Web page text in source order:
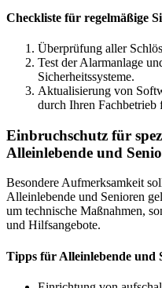
Checkliste für regelmäßige
Überprüfung aller
Test der Alarmanlage
Sicherheitssysteme.
Aktualisierung von
durch Ihren Fachbetrieb
Einbruchschutz für
Alleinlebende und
Besondere Aufmerksamkeit
Alleinlebende und Senioren
um technische Maßnahmen,
und Hilfsangebote.
Tipps für Alleinlebende und